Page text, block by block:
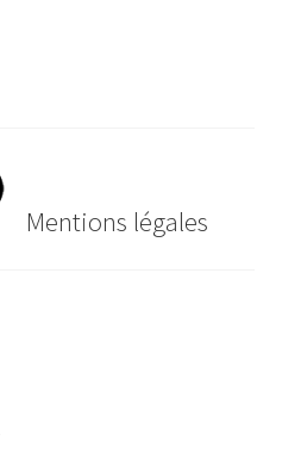
Mentions légales